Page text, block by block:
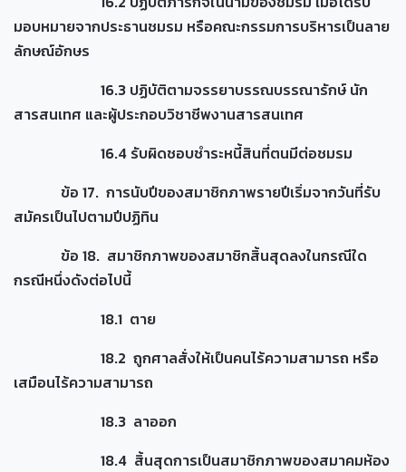
มอบหมายจากประธานชมรม หรือคณะกรรมการบริหารเป็นลาย
ลักษณ์อักษร
16.3 ปฏิบัติตามจรรยาบรรณบรรณารักษ์ นัก
สารสนเทศ และผู้ประกอบวิชาชีพงานสารสนเทศ
16.4 รับผิดชอบชำระหนี้สินที่ตนมีต่อชมรม
ข้อ 17. การนับปีของสมาชิกภาพรายปีเริ่มจากวันที่รับ
สมัครเป็นไปตามปีปฏิทิน
ข้อ 18. สมาชิกภาพของสมาชิกสิ้นสุดลงในกรณีใด
กรณีหนึ่งดังต่อไปนี้
18.1 ตาย
18.2 ถูกศาลสั่งให้เป็นคนไร้ความสามารถ หรือ
เสมือนไร้ความสามารถ
18.3 ลาออก
18.4 สิ้นสุดการเป็นสมาชิกภาพของสมาคมห้อง